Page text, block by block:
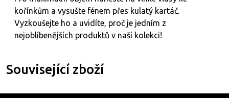
kořínkům a vysušte fénem přes kulatý kartáč.
Vyzkoušejte ho a uvidíte, proč je jedním z
nejoblíbenějších produktů v naší kolekci!
Související zboží